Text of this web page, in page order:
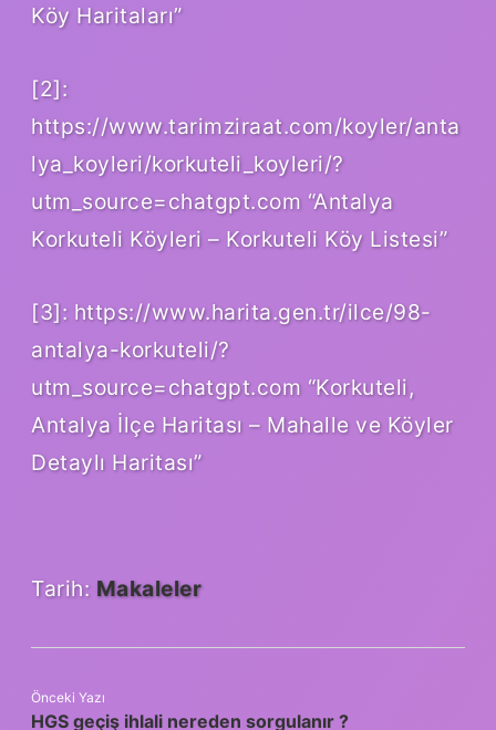
Köy Haritaları”
[2]:
https://www.tarimziraat.com/koyler/anta
lya_koyleri/korkuteli_koyleri/?
utm_source=chatgpt.com “Antalya
Korkuteli Köyleri – Korkuteli Köy Listesi”
[3]: https://www.harita.gen.tr/ilce/98-
antalya-korkuteli/?
utm_source=chatgpt.com “Korkuteli,
Antalya İlçe Haritası – Mahalle ve Köyler
Detaylı Haritası”
Tarih: Makaleler
Önceki Yazı
HGS geçiş ihlali nereden sorgulanır ?